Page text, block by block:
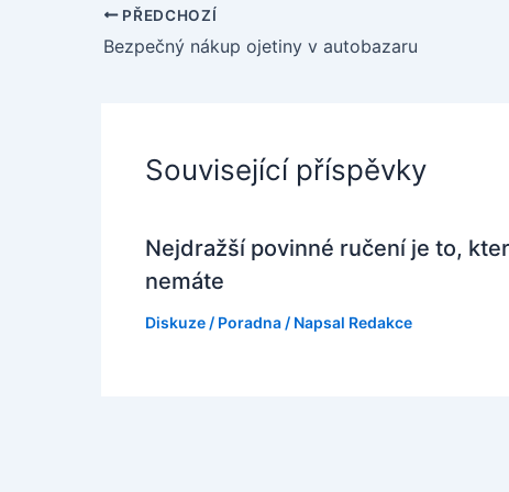
PŘEDCHOZÍ
Bezpečný nákup ojetiny v autobazaru
Související příspěvky
Nejdražší povinné ručení je to,
nemáte
Diskuze/ Poradna/ Napsal Redakce